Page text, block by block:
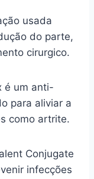
usada
do parte,
cirurgico.
é um anti-
para aliviar a
como artrite.
Conjugate
infecções